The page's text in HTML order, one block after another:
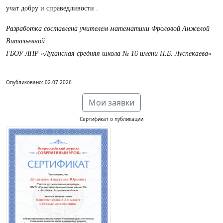
учат добру и справедливости .
Разработка составлена учителем математики Фроловой Анжелой
Витальевной
ГБОУ ЛНР «Луганская средняя школа № 16 имени П.Б. Луспекаева»
Опубликовано: 02.07.2026
Мои заявки
Сертификат о публикации